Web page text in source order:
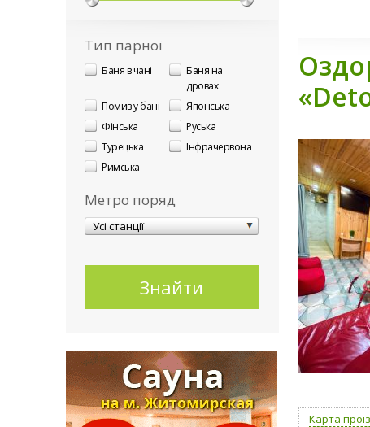
Карта
Тип парної
Баня в чані
Баня на
дровах
Помив у бані
Японська
Фінська
Руська
Турецька
Інфрачервона
Римська
Метро поряд
Усі станції